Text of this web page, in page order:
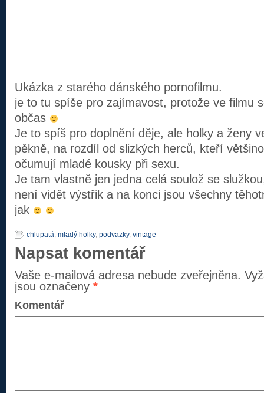
Ukázka z starého dánského pornofilmu.
je to tu spíše pro zajímavost, protože ve filmu
občas
Je to spíš pro doplnění děje, ale holky a ženy
pěkně, na rozdíl od slizkých herců, kteří
očumují mladé kousky při sexu.
Je tam vlastně jen jedna celá soulož se
není vidět výstřik a na konci jsou všechny
jak
chlupatá, mladý holky, podvazky, vintage
Napsat komentář
Vaše e-mailová adresa nebude zveřejněna.
jsou označeny *
Komentář